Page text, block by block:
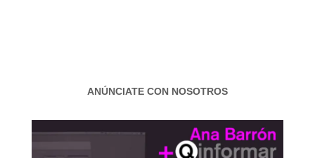
ANÚNCIATE CON NOSOTROS